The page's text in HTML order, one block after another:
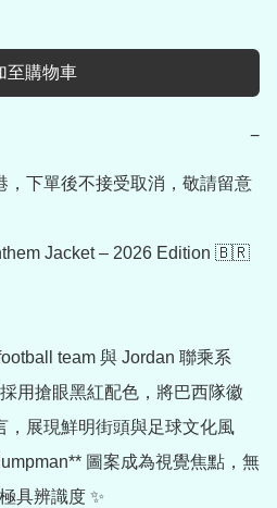
至購物車
−
，下單後不接受取消，敬請留意
Jacket – 2026 Edition 🇧🇷
team 與 Jordan 聯乘系
用搶眼黑紅配色，將巴西隊徽
，展現鮮明街頭與足球文化風
圖案成為視覺焦點，無
具辨識度 ✨